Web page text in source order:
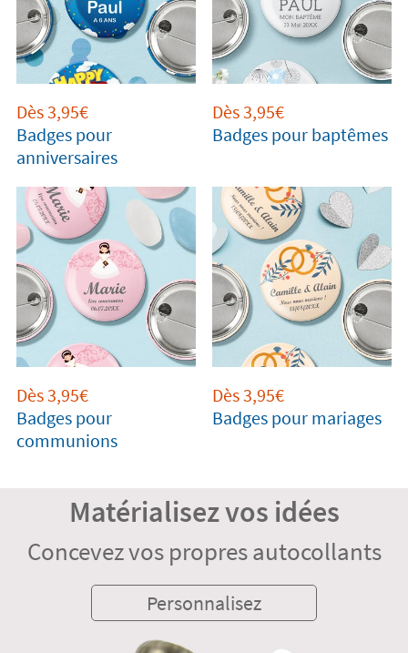
Dès 3,95€
Badges pour
anniversaires
Dès 3,95€
Badges pour baptêmes
Dès 3,95€
Badges pour
communions
Dès 3,95€
Badges pour mariages
Matérialisez vos idées
Concevez vos propres autocollants
Personnalisez